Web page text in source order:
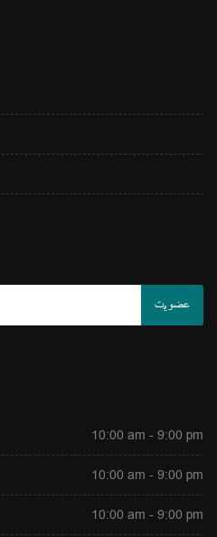
عضویت
10:00 am - 9:00 pm
10:00 am - 9:00 pm
10:00 am - 9:00 pm